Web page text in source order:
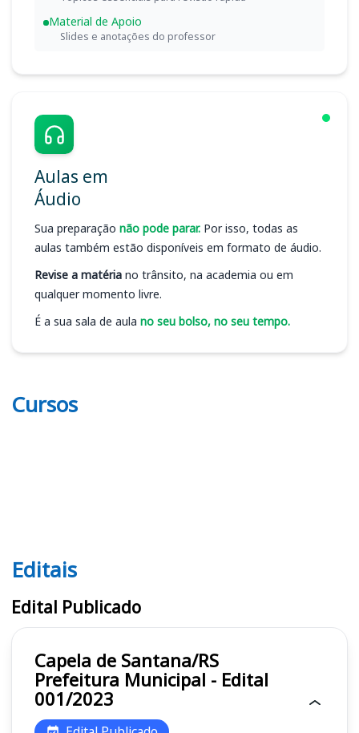
Material de Apoio
Slides e anotações do professor
Aulas em
Áudio
Sua preparação não pode parar. Por isso, todas as
aulas também estão disponíveis em formato de áudio.
Revise a matéria no trânsito, na academia ou em
qualquer momento livre.
É a sua sala de aula no seu bolso, no seu tempo.
Cursos
Editais
Editais
Edital Publicado
Capela de Santana/RS
Prefeitura Municipal - Edital
001/2023